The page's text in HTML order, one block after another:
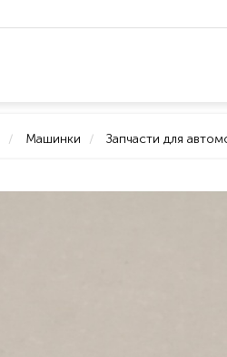
Машинки Запчасти для